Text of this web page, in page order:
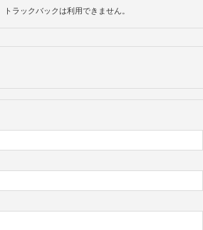
トラックバックは利用できません。